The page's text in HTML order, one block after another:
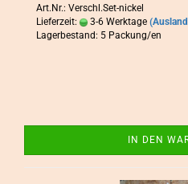
Art.Nr.: Verschl.Set-nickel
Lieferzeit:
3-6 Werktage
Lagerbestand: 5 Packung/en
IN DEN